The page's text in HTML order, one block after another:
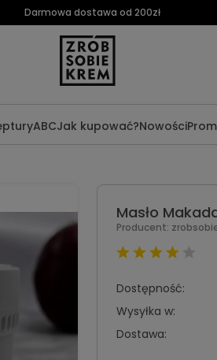
Darmowa dostawa od 200zł
ABCJak kupować?Nowości
Masło
Producent:
Dostępność:
Wysyłka w:
Dostawa: